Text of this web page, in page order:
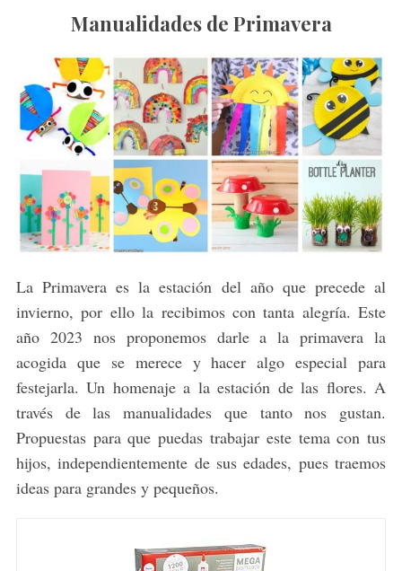
Manualidades de Primavera
La Primavera es la estación del año que precede al
invierno, por ello la recibimos con tanta alegría. Este
año 2023 nos proponemos darle a la primavera la
acogida que se merece y hacer algo especial para
festejarla. Un homenaje a la estación de las flores. A
través de las manualidades que tanto nos gustan.
Propuestas para que puedas trabajar este tema con tus
hijos, independientemente de sus edades, pues traemos
ideas para grandes y pequeños.